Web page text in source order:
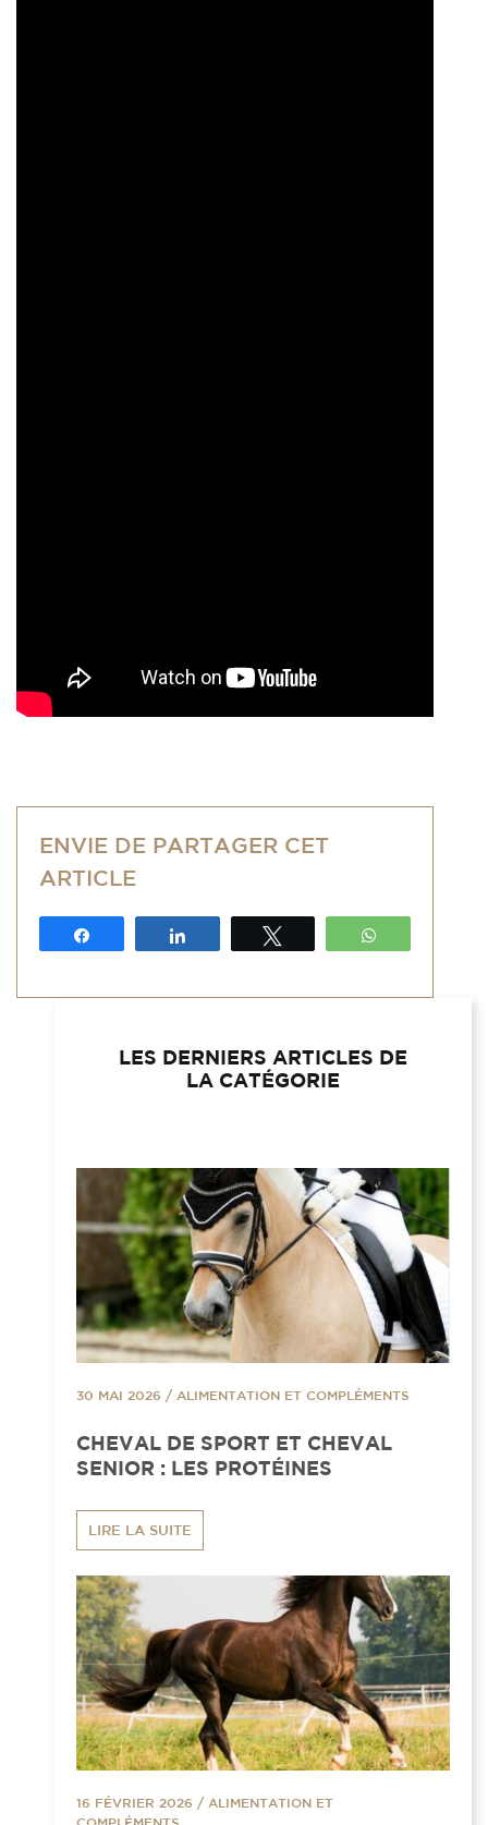
ENVIE DE PARTAGER CET
ARTICLE
LES DERNIERS ARTICLES DE
LA CATÉGORIE
30 MAI 2026 / ALIMENTATION ET COMPLÉMENTS
CHEVAL DE SPORT ET CHEVAL
SENIOR : LES PROTÉINES
LIRE LA SUITE
16 FÉVRIER 2026 / ALIMENTATION ET